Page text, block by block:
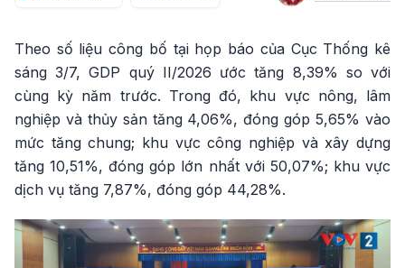
Theo số liệu công bố tại họp báo của Cục Thống kê
sáng 3/7, GDP quý II/2026 ước tăng 8,39% so với
cùng kỳ năm trước. Trong đó, khu vực nông, lâm
nghiệp và thủy sản tăng 4,06%, đóng góp 5,65% vào
mức tăng chung; khu vực công nghiệp và xây dựng
tăng 10,51%, đóng góp lớn nhất với 50,07%; khu vực
dịch vụ tăng 7,87%, đóng góp 44,28%.